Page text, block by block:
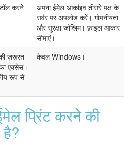
करने
अपना ईमेल आर्काइव तीसरे पक्ष के
सर्वर पर अपलोड करें। गोपनीयता
और सुरक्षा जोखिम। फ़ाइल आकार
सीमाएं।
ज़रूरत
एक्सेस।
रूप से
केवल Windows।
प्रिंट करने की